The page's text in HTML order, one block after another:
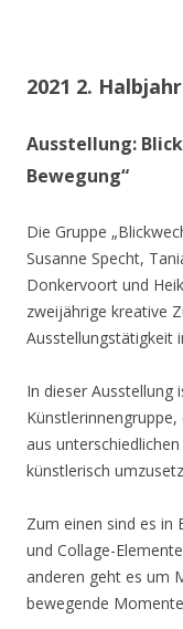
2021 2. Halbjahr
Ausstellung:
Bewegung“
Die Gruppe
Susanne Specht,
Donkervoort und
zweijährige kreative
Ausstellungstätigkeit
In dieser Ausstellung
aus
künstlerisch
Zum einen sind es in
und Collage-
anderen geht es um
bewegende